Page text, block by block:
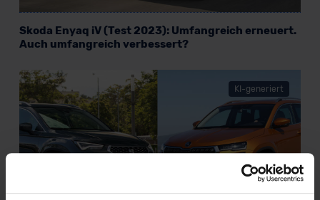
Skoda Enyaq iV (Test 2023): Umfangreich erneuert.
Auch umfangreich verbessert?
KI-generiert